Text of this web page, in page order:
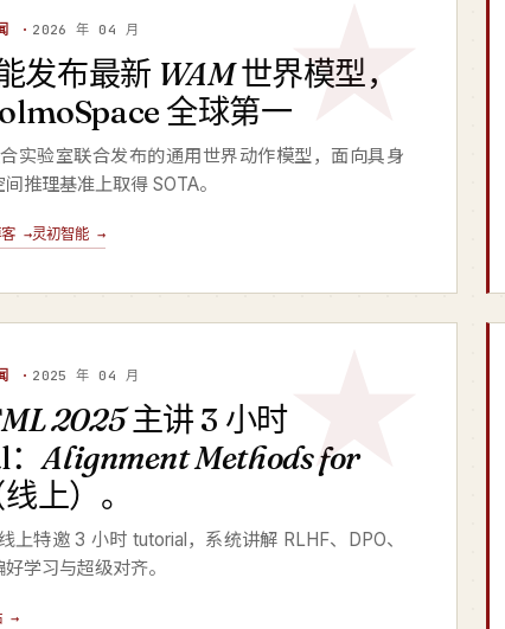
· 2026 年 04 月
发布最新 WAM世界模型，
全球第一
实验室联合发布的通用世界动作模型，面向具身
推理基准上取得 SOTA。
客 →灵初智能 →
· 2025 年 04 月
2025主讲 3 小时
Alignment Methods for
上）。
上特邀 3 小时 tutorial，系统讲解 RLHF、DPO、
学习与超级对齐。
→